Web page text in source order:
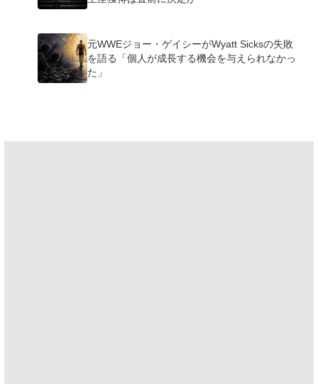
元WWEジョー・ゲイシーがWyatt Sicksの失敗
を語る「個人が成長する機会を与えられなかっ
た」